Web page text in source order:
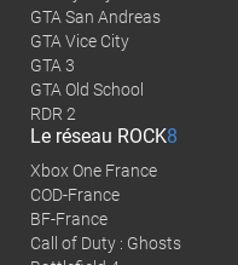
GTA San Andreas
GTA Vice City
GTA 3
GTA Old School
RDR 2
Le réseau ROCK8
Xbox One France
COD-France
BF-France
Call of Duty : Ghosts